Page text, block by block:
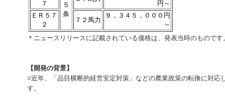
７
５
条
円～
ＥＲ５７
２
７２馬力
９，３４５，０００円
～
＊ニュースリリースに記載されている価格は、発表当時のものです
【開発の背景】
○近年、「品目横断的経営安定対策」などの農業政策の転換に対応
す。